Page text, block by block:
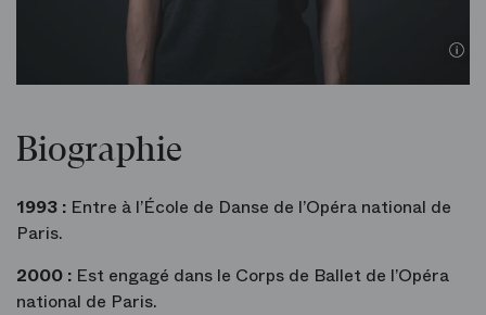
Biographie
1993 : Entre à l’École de Danse de l’Opéra national de
Paris.
2000 : Est engagé dans le Corps de Ballet de l’Opéra
national de Paris.